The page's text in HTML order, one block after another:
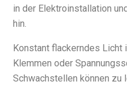
in der Elektroinstallation
hin.
Konstant flackerndes
Klemmen oder
Schwachstellen können zu